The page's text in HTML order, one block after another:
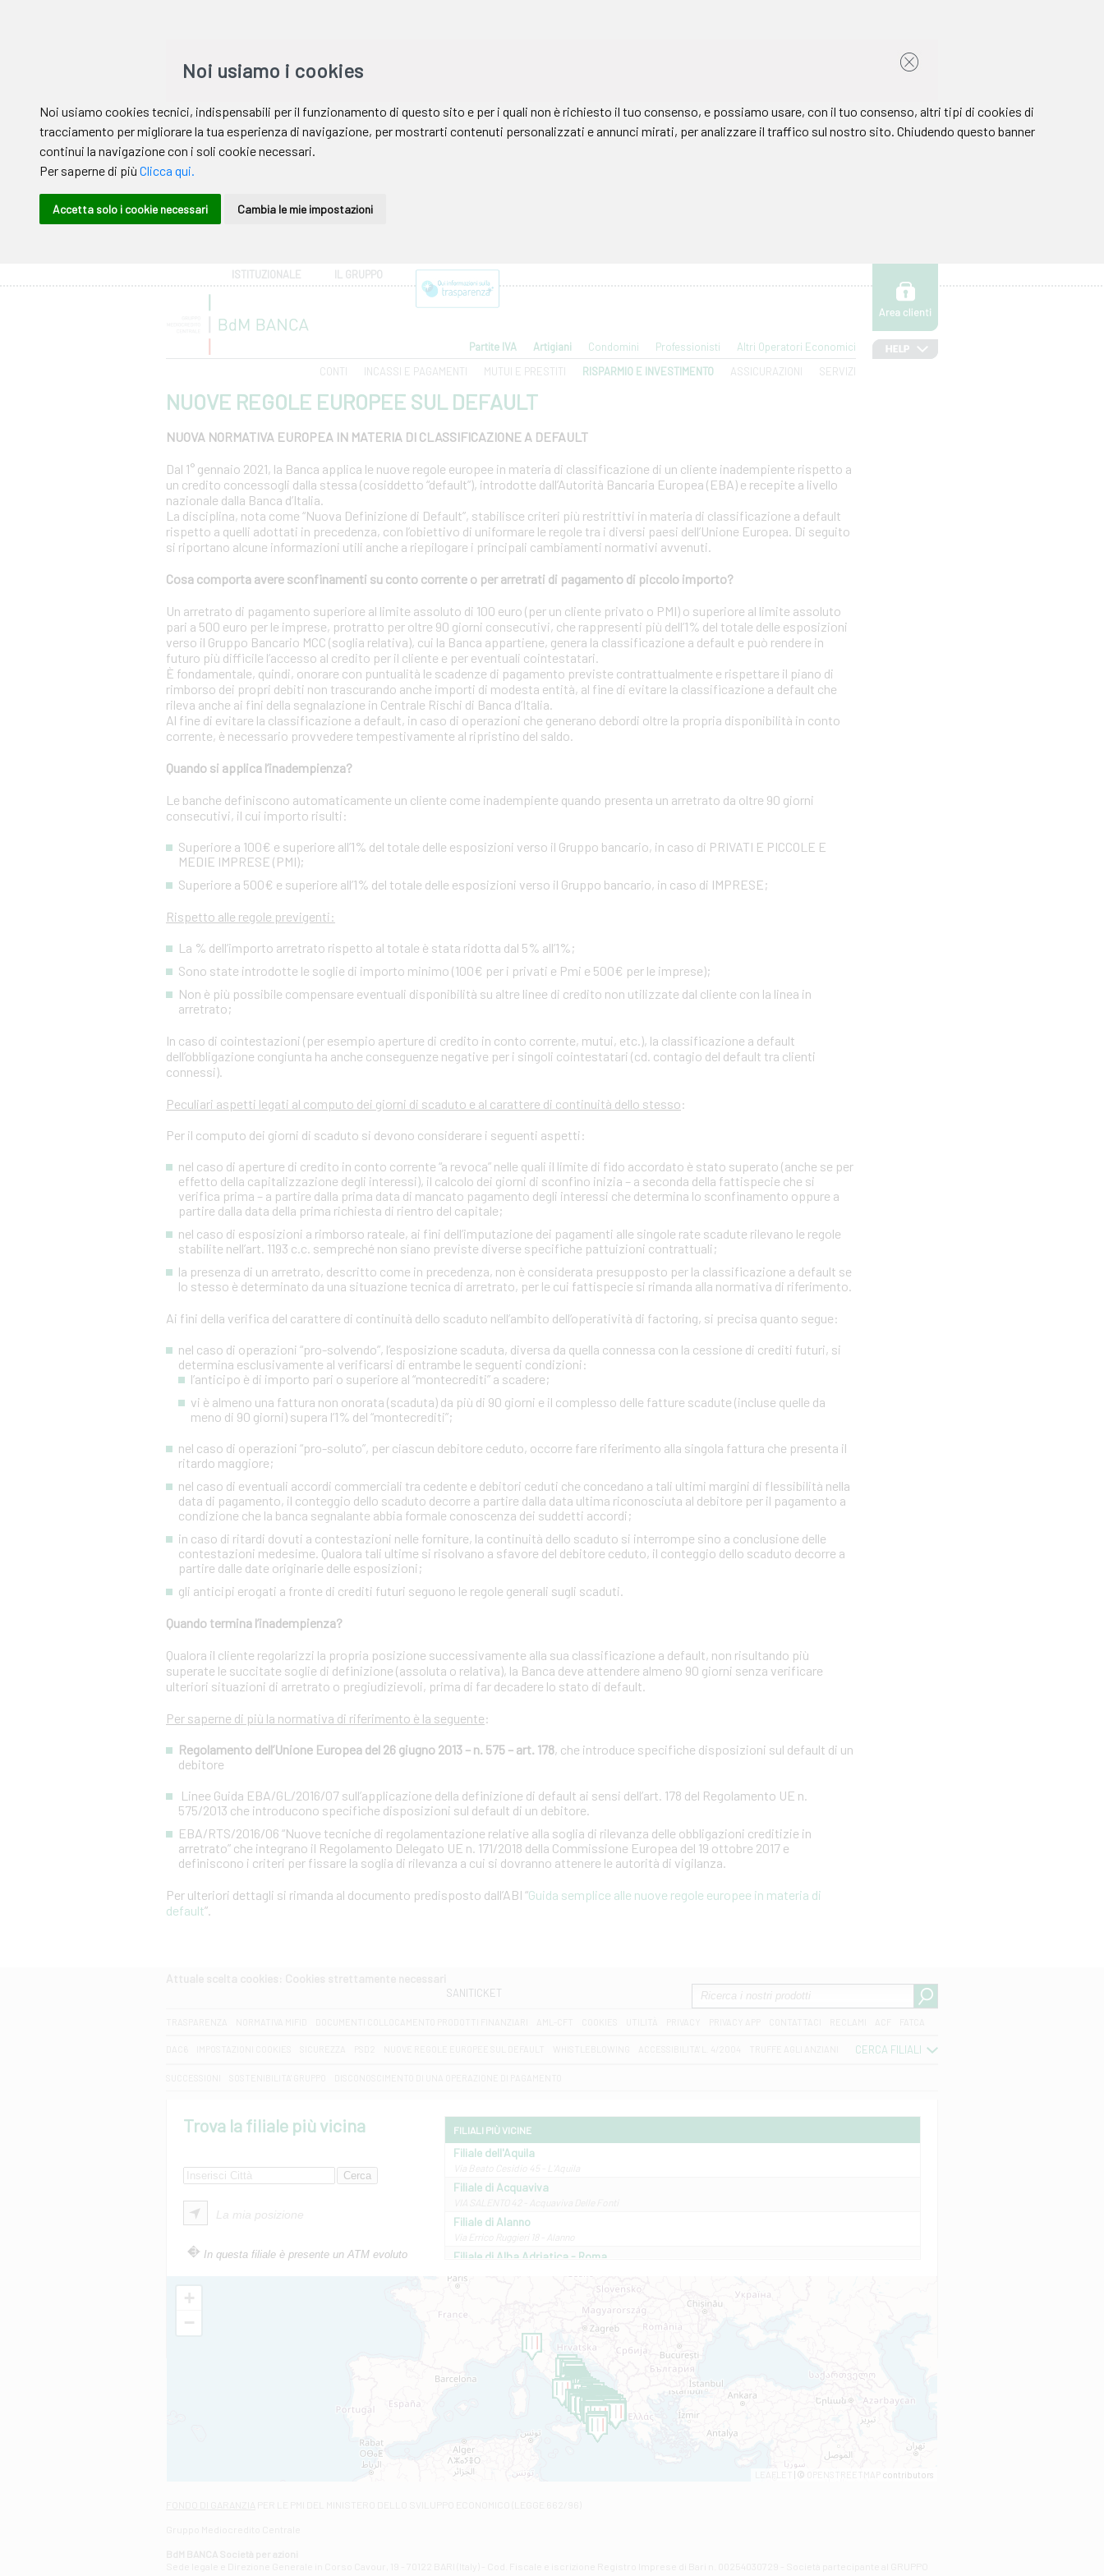
ISTITUZIONALE IL GRUPPO
Partite IVA
Artigiani
CONTI
INCASSI E PAGAMENTI MUTUI E PRESTITI RISPARMIO E INVESTIMENTO ASSICURAZIONI SERVIZI
Condomini Professionisti Altri Operatori Economici
NUOVE REGOLE EUROPEE SUL DEFAULT
NUOVA NORMATIVA EUROPEA IN MATERIA DI CLASSIFICAZIONE A DEFAULT
Dal 1° gennaio 2021, la Banca applica le nuove regole europee in materia di classificazione di un cliente inadempiente rispetto a
un credito concessogli dalla stessa (cosiddetto “default”), introdotte dall’Autorità Bancaria Europea (EBA) e recepite a livello
nazionale dalla Banca d’Italia.
La disciplina, nota come “Nuova Definizione di Default”, stabilisce criteri più restrittivi in materia di classificazione a default
rispetto a quelli adottati in precedenza, con l’obiettivo di uniformare le regole tra i diversi paesi dell’Unione Europea. Di seguito
si riportano alcune informazioni utili anche a riepilogare i principali cambiamenti normativi avvenuti.
Cosa comporta avere sconfinamenti su conto corrente o per arretrati di pagamento di piccolo importo?
Un arretrato di pagamento superiore al limite assoluto di 100 euro (per un cliente privato o PMI) o superiore al limite assoluto
pari a 500 euro per le imprese, protratto per oltre 90 giorni consecutivi, che rappresenti più dell’1% del totale delle esposizioni
verso il Gruppo Bancario MCC (soglia relativa), cui la Banca appartiene, genera la classificazione a default e può rendere in
futuro più difficile l’accesso al credito per il cliente e per eventuali cointestatari.
È fondamentale, quindi, onorare con puntualità le scadenze di pagamento previste contrattualmente e rispettare il piano di
rimborso dei propri debiti non trascurando anche importi di modesta entità, al fine di evitare la classificazione a default che
rileva anche ai fini della segnalazione in Centrale Rischi di Banca d’Italia.
Al fine di evitare la classificazione a default, in caso di operazioni che generano debordi oltre la propria disponibilità in conto
corrente, è necessario provvedere tempestivamente al ripristino del saldo.
Quando si applica l’inadempienza?
Le banche definiscono automaticamente un cliente come inadempiente quando presenta un arretrato da oltre 90 giorni
consecutivi, il cui importo risulti:
Superiore a 100€ e superiore all’1% del totale delle esposizioni verso il Gruppo bancario, in caso di PRIVATI E PICCOLE E
MEDIE IMPRESE (PMI);
Superiore a 500€ e superiore all’1% del totale delle esposizioni verso il Gruppo bancario, in caso di IMPRESE;
Rispetto alle regole previgenti:
La % dell’importo arretrato rispetto al totale è stata ridotta dal 5% all’1%;
Sono state introdotte le soglie di importo minimo (100€ per i privati e Pmi e 500€ per le imprese);
Non è più possibile compensare eventuali disponibilità su altre linee di credito non utilizzate dal cliente con la linea in
arretrato;
In caso di cointestazioni (per esempio aperture di credito in conto corrente, mutui, etc.), la classificazione a default
dell’obbligazione congiunta ha anche conseguenze negative per i singoli cointestatari (cd. contagio del default tra clienti
connessi).
Peculiari aspetti legati al computo dei giorni di scaduto e al carattere di continuità dello stesso:
Per il computo dei giorni di scaduto si devono considerare i seguenti aspetti:
nel caso di aperture di credito in conto corrente “a revoca” nelle quali il limite di fido accordato è stato superato (anche se per
effetto della capitalizzazione degli interessi), il calcolo dei giorni di sconfino inizia – a seconda della fattispecie che si
verifica prima – a partire dalla prima data di mancato pagamento degli interessi che determina lo sconfinamento oppure a
partire dalla data della prima richiesta di rientro del capitale;
nel caso di esposizioni a rimborso rateale, ai fini dell’imputazione dei pagamenti alle singole rate scadute rilevano le regole
stabilite nell’art. 1193 c.c. sempreché non siano previste diverse specifiche pattuizioni contrattuali;
la presenza di un arretrato, descritto come in precedenza, non è considerata presupposto per la classificazione a default se
lo stesso è determinato da una situazione tecnica di arretrato, per le cui fattispecie si rimanda alla normativa di riferimento.
Ai fini della verifica del carattere di continuità dello scaduto nell’ambito dell’operatività di factoring, si precisa quanto segue:
nel caso di operazioni “pro-solvendo”, l’esposizione scaduta, diversa da quella connessa con la cessione di crediti futuri, si
determina esclusivamente al verificarsi di entrambe le seguenti condizioni:
l’anticipo è di importo pari o superiore al “montecrediti” a scadere;
vi è almeno una fattura non onorata (scaduta) da più di 90 giorni e il complesso delle fatture scadute (incluse quelle da
meno di 90 giorni) supera l’1% del “montecrediti”;
nel caso di operazioni “pro-soluto”, per ciascun debitore ceduto, occorre fare riferimento alla singola fattura che presenta il
ritardo maggiore;
nel caso di eventuali accordi commerciali tra cedente e debitori ceduti che concedano a tali ultimi margini di flessibilità nella
data di pagamento, il conteggio dello scaduto decorre a partire dalla data ultima riconosciuta al debitore per il pagamento a
condizione che la banca segnalante abbia formale conoscenza dei suddetti accordi;
in caso di ritardi dovuti a contestazioni nelle forniture, la continuità dello scaduto si interrompe sino a conclusione delle
contestazioni medesime. Qualora tali ultime si risolvano a sfavore del debitore ceduto, il conteggio dello scaduto decorre a
partire dalle date originarie delle esposizioni;
gli anticipi erogati a fronte di crediti futuri seguono le regole generali sugli scaduti.
Quando termina l’inadempienza?
Qualora il cliente regolarizzi la propria posizione successivamente alla sua classificazione a default, non risultando più
superate le succitate soglie di definizione (assoluta o relativa), la Banca deve attendere almeno 90 giorni senza verificare
ulteriori situazioni di arretrato o pregiudizievoli, prima di far decadere lo stato di default.
Per saperne di più la normativa di riferimento è la seguente:
Regolamento dell’Unione Europea del 26 giugno 2013 – n. 575 – art. 178, che introduce specifiche disposizioni sul default di un
debitore
Linee Guida EBA/GL/2016/07 sull’applicazione della definizione di default ai sensi dell’art. 178 del Regolamento UE n.
575/2013 che introducono specifiche disposizioni sul default di un debitore.
EBA/RTS/2016/06 “Nuove tecniche di regolamentazione relative alla soglia di rilevanza delle obbligazioni creditizie in
arretrato” che integrano il Regolamento Delegato UE n. 171/2018 della Commissione Europea del 19 ottobre 2017 e
definiscono i criteri per fissare la soglia di rilevanza a cui si dovranno attenere le autorità di vigilanza.
Per ulteriori dettagli si rimanda al documento predisposto dall’ABI “Guida semplice alle nuove regole europee in materia di
default”.
SANITICKET
CERCA FILIALI
Trova la filiale più vicina
La mia posizione
In questa filiale è presente un ATM evoluto
+
−
| © contributors
FILIALI PIÙ VICINE
Filiale dell'Aquila
Filiale di Acquaviva
Filiale di Alanno
Filiale di Alba Adriatica - Roma
Filiale di Altamura
VIA VITTORIO VENETO 79/81 A - Altamura
Filiale di Andretta
C.SO VITTORIO VENETO 8 - Andretta
Filiale di Andria 1 - Crispi
VIALE CRISPI 50/A - Andria
Viale San Francesco 6/b - Arsita
Filiale di Ascoli Piceno
Via Napoli - Ascoli Piceno